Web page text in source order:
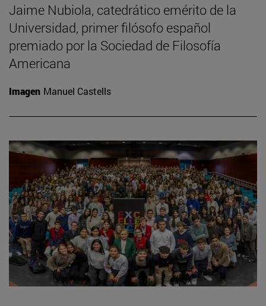
Jaime Nubiola, catedrático emérito de la
Universidad, primer filósofo español
premiado por la Sociedad de Filosofía
Americana
Imagen Manuel Castells